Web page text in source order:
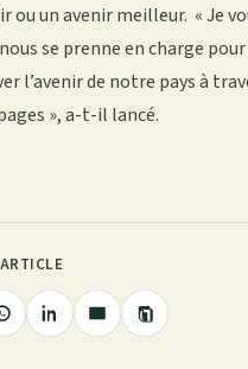
ou un avenir meilleur. « Je
se prenne en charge
l’avenir de notre pays à
», a-t-il lancé.
PartagerPartagerPartager
Copier
le